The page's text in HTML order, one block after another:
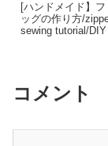
[ハンドメイド】
ッグの作り方/
sewing tutorial/
コメント